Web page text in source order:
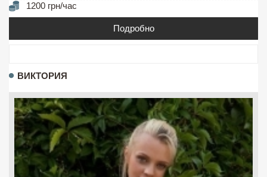
1200 грн/час
Подробно
ВИКТОРИЯ